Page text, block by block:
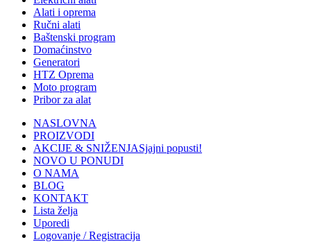
Alati i oprema
Ručni alati
Baštenski program
Domaćinstvo
Generatori
HTZ Oprema
Moto program
Pribor za alat
NASLOVNA
PROIZVODI
AKCIJE & SNIŽENJASjajni popusti!
NOVO U PONUDI
O NAMA
BLOG
KONTAKT
Lista želja
Uporedi
Logovanje / Registracija